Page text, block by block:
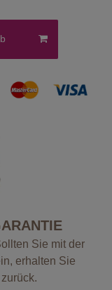
Sie mit der
erhalten Sie